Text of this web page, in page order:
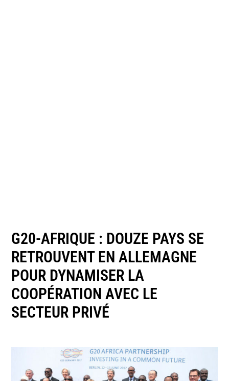
G20-AFRIQUE : DOUZE PAYS SE
RETROUVENT EN ALLEMAGNE
POUR DYNAMISER LA
COOPÉRATION AVEC LE
SECTEUR PRIVÉ